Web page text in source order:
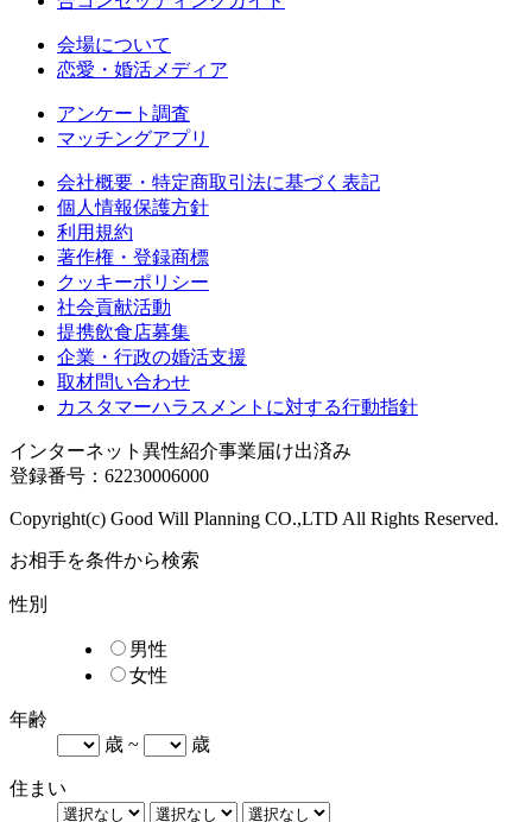
会場について
恋愛・婚活メディア
アンケート調査
マッチングアプリ
会社概要・特定商取引法に基づく表記
個人情報保護方針
利用規約
著作権・登録商標
クッキーポリシー
社会貢献活動
提携飲食店募集
企業・行政の婚活支援
取材問い合わせ
カスタマーハラスメントに対する行動指針
インターネット異性紹介事業届け出済み
登録番号：62230006000
Copyright(c) Good Will Planning CO.,LTD All Rights Reserved.
お相手を条件から検索
性別
男性
女性
年齢
歳 ~
歳
住まい